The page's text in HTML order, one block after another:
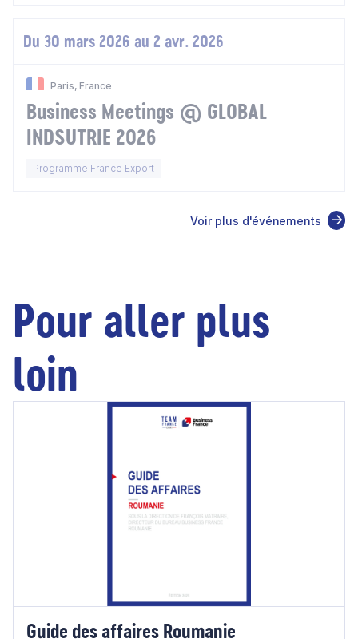
Du 30 mars 2026 au 2 avr. 2026
Paris, France
Business Meetings @ GLOBAL
INDSUTRIE 2026
Programme France Export
Voir plus d'événements
Pour aller plus
loin
Guide des affaires Roumanie